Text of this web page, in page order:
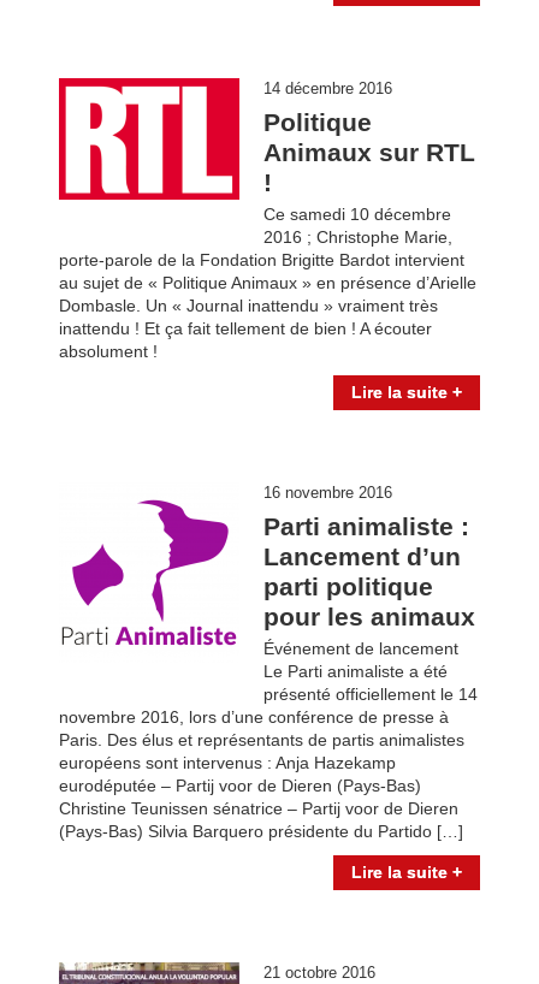
14 décembre 2016
Politique
Animaux sur RTL
!
Ce samedi 10 décembre
2016 ; Christophe Marie,
porte-parole de la Fondation Brigitte Bardot intervient
au sujet de « Politique Animaux » en présence d’Arielle
Dombasle. Un « Journal inattendu » vraiment très
inattendu ! Et ça fait tellement de bien ! A écouter
absolument !
Lire la suite +
16 novembre 2016
Parti animaliste :
Lancement d’un
parti politique
pour les animaux
Événement de lancement
Le Parti animaliste a été
présenté officiellement le 14
novembre 2016, lors d’une conférence de presse à
Paris. Des élus et représentants de partis animalistes
européens sont intervenus : Anja Hazekamp
eurodéputée – Partij voor de Dieren (Pays-Bas)
Christine Teunissen sénatrice – Partij voor de Dieren
(Pays-Bas) Silvia Barquero présidente du Partido […]
Lire la suite +
21 octobre 2016